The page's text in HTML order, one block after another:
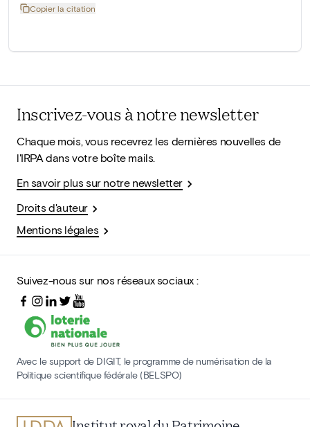
Copier la citation
Inscrivez-vous à notre newsletter
Chaque mois, vous recevrez les dernières nouvelles de
l'IRPA dans votre boîte mails.
En savoir plus sur notre newsletter
Droits d'auteur
Mentions légales
Suivez-nous sur nos réseaux sociaux :
Avec le support de DIGIT, le programme de numérisation de la
Politique scientifique fédérale (BELSPO)